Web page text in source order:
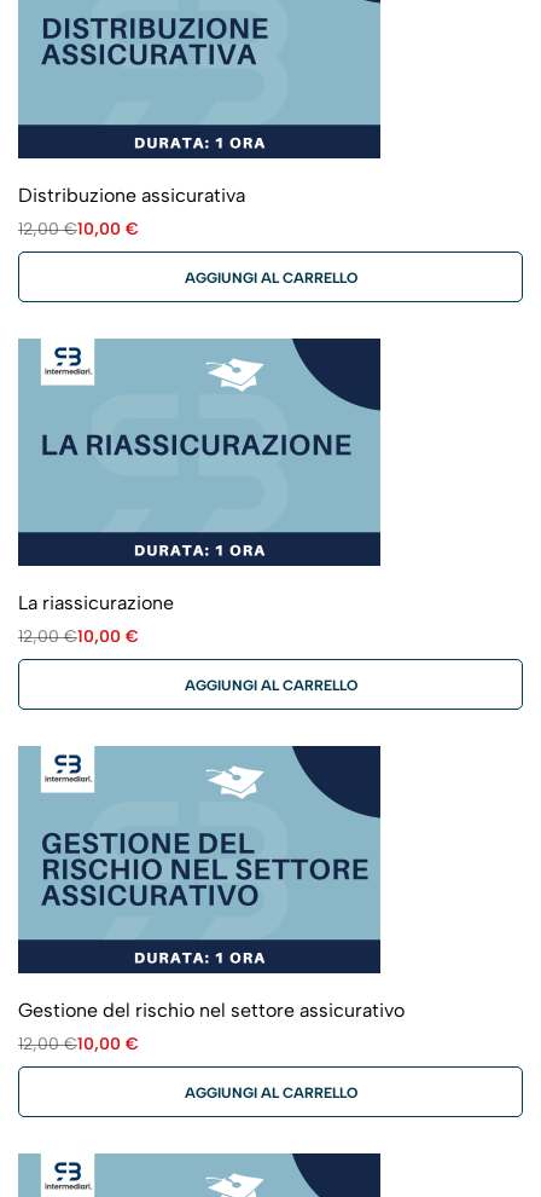
Distribuzione assicurativa
12,00€10,00 €
AGGIUNGI AL CARRELLO
La riassicurazione
12,00€10,00 €
AGGIUNGI AL CARRELLO
Gestione del rischio nel settore assicurativo
12,00€10,00 €
AGGIUNGI AL CARRELLO